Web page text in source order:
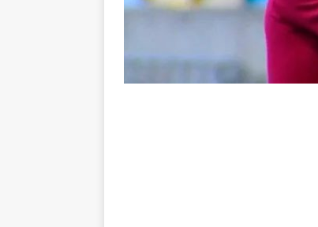
Estatísticas
DICAS
[ 6 de agosto de 2026 ]
demissão de Zubeldía
[ 6 de agosto de 2026 ]